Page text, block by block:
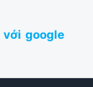
với google